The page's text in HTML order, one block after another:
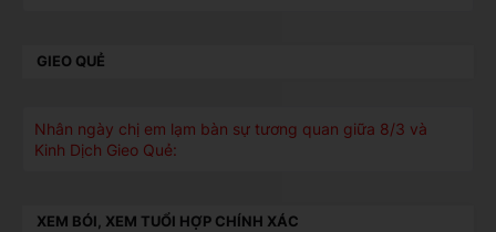
GIEO QUẺ
Nhân ngày chị em lạm bàn sự tương quan giữa 8/3 và
Kinh Dịch Gieo Quẻ:
XEM BÓI, XEM TUỔI HỢP CHÍNH XÁC